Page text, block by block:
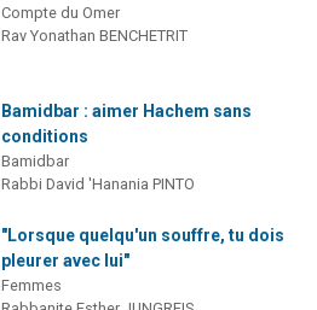
Compte du Omer
Rav Yonathan BENCHETRIT
Bamidbar : aimer Hachem sans
conditions
Bamidbar
Rabbi David 'Hanania PINTO
"Lorsque quelqu'un souffre, tu dois
pleurer avec lui"
Femmes